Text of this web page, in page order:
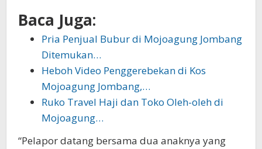
Baca Juga:
Pria Penjual Bubur di Mojoagung Jombang
Ditemukan…
Heboh Video Penggerebekan di Kos
Mojoagung Jombang,…
Ruko Travel Haji dan Toko Oleh-oleh di
Mojoagung…
“Pelapor datang bersama dua anaknya yang